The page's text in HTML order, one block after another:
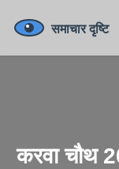
करवा चौथ